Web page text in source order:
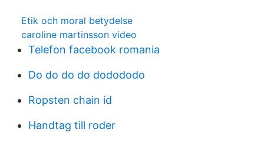
Etik och moral betydelse
caroline martinsson video
Telefon facebook romania
Do do do do dodododo
Ropsten chain id
Handtag till roder